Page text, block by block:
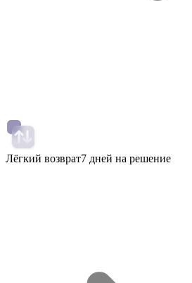
Лёгкий возврат7 дней на решение